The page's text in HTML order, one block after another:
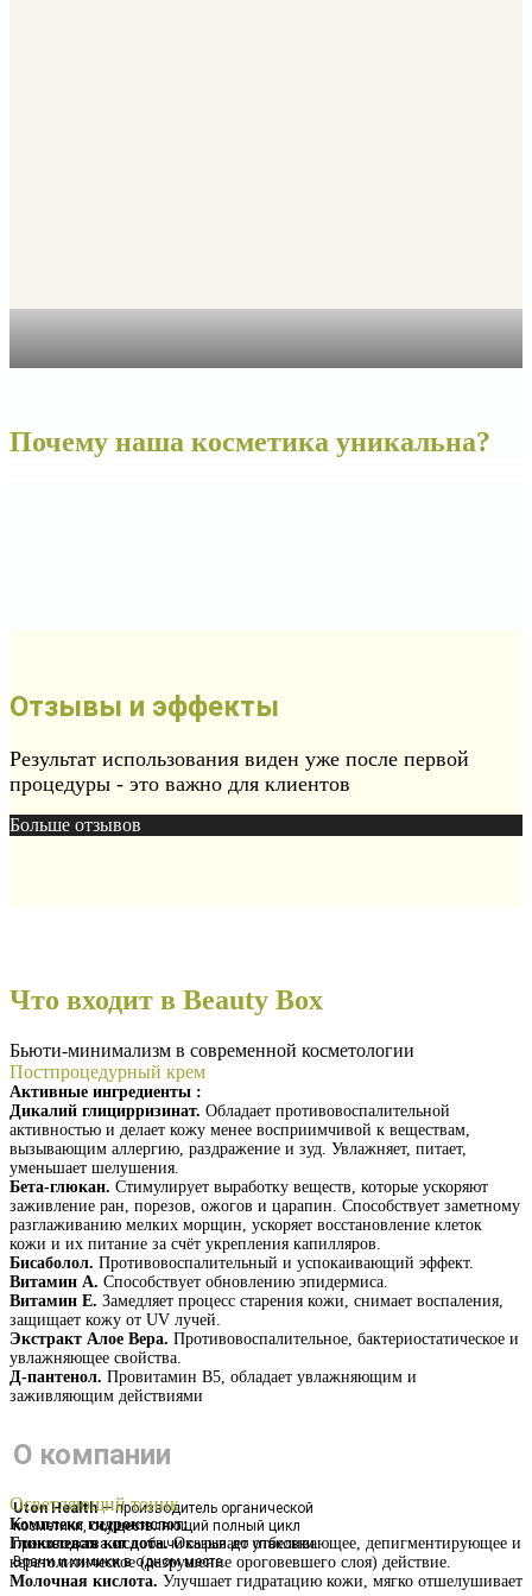
О компании
Uton Health— производитель органической
косметики, осуществляющий полный цикл
производства от добычи сырья до упаковки.
Врачи и химики в одном месте.
Почему наша косметика уникальна?
Отзывы и эффекты
Результат использования виден уже после первой
процедуры - это важно для клиентов
Больше отзывов
Что входит в Beauty Box
Бьюти-минимализм в современной косметологии
Постпроцедурный крем
Активные ингредиенты :
Дикалий глицирризинат. Обладает противовоспалительной
активностью и делает кожу менее восприимчивой к веществам,
вызывающим аллергию, раздражение и зуд. Увлажняет, питает,
уменьшает шелушения.
Бета-глюкан. Стимулирует выработку веществ, которые ускоряют
заживление ран, порезов, ожогов и царапин. Способствует заметному
разглаживанию мелких морщин, ускоряет восстановление клеток
кожи и их питание за счёт укрепления капилляров.
Бисаболол. Противовоспалительный и успокаивающий эффект.
Витамин А. Способствует обновлению эпидермиса.
Витамин Е. Замедляет процесс старения кожи, снимает воспаления,
защищает кожу от UV лучей.
Экстракт Алое Вера. Противовоспалительное, бактериостатическое и
увлажняющее свойства.
Д-пантенол. Провитамин В5, обладает увлажняющим и
заживляющим действиями
Осветляющий тоник
Комплекс гидрокислот:
Гликолевая кислота.Оказывает отбеливающее, депигментирующее и
кератолитическое (разрушение ороговевшего слоя) действие.
Молочная кислота. Улучшает гидратацию кожи, мягко отшелушивает